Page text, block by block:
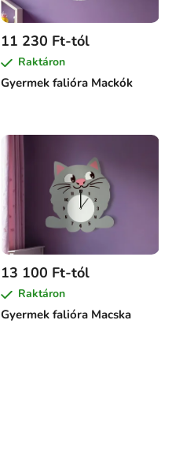
Gyermek falióra Mackók
11 230 Ft-tól
Raktáron
Gyermek falióra Macska
13 100 Ft-tól
Raktáron